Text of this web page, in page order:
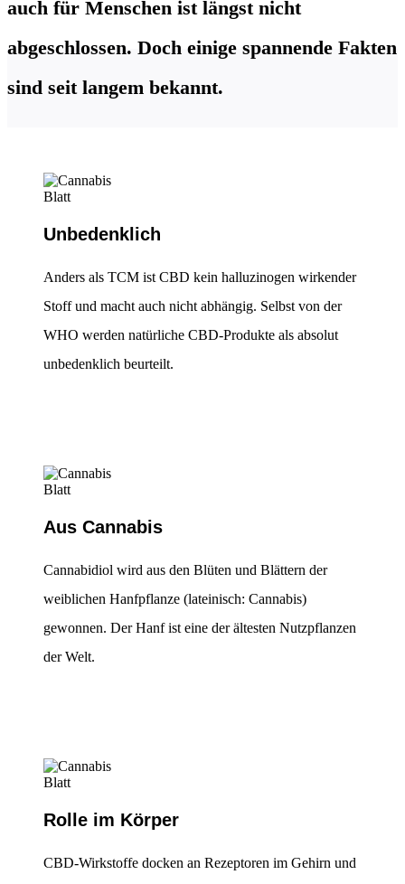
auch für Menschen ist längst nicht
abgeschlossen. Doch einige spannende Fakten
sind seit langem bekannt.
Unbedenklich
Anders als TCM ist CBD kein halluzinogen wirkender
Stoff und macht auch nicht abhängig. ​Selbst von der
WHO werden natürliche CBD-Produkte als absolut
unbedenklich beurteilt.
Aus Cannabis
Cannabidiol wird aus den Blüten und Blättern der
weiblichen Hanfpflanze (lateinisch: Cannabis)
gewonnen. Der Hanf ist eine der ältesten Nutzpflanzen
der Welt.
Rolle im Körper
CBD-Wirkstoffe docken an Rezeptoren im Gehirn und